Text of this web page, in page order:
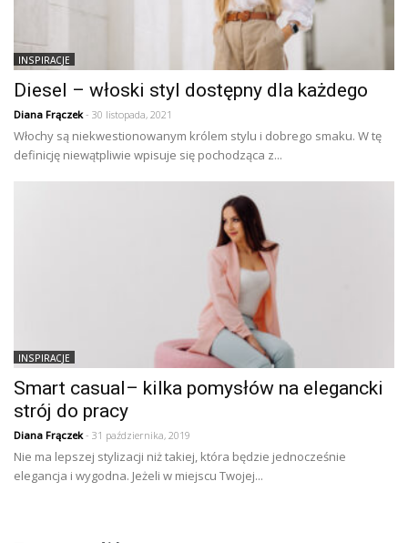
INSPIRACJE
Diesel – włoski styl dostępny dla każdego
Diana Frączek- 30 listopada, 2021
Włochy są niekwestionowanym królem stylu i dobrego smaku. W tę
definicję niewątpliwie wpisuje się pochodząca z...
INSPIRACJE
Smart casual– kilka pomysłów na elegancki
strój do pracy
Diana Frączek- 31 października, 2019
Nie ma lepszej stylizacji niż takiej, która będzie jednocześnie
elegancja i wygodna. Jeżeli w miejscu Twojej...